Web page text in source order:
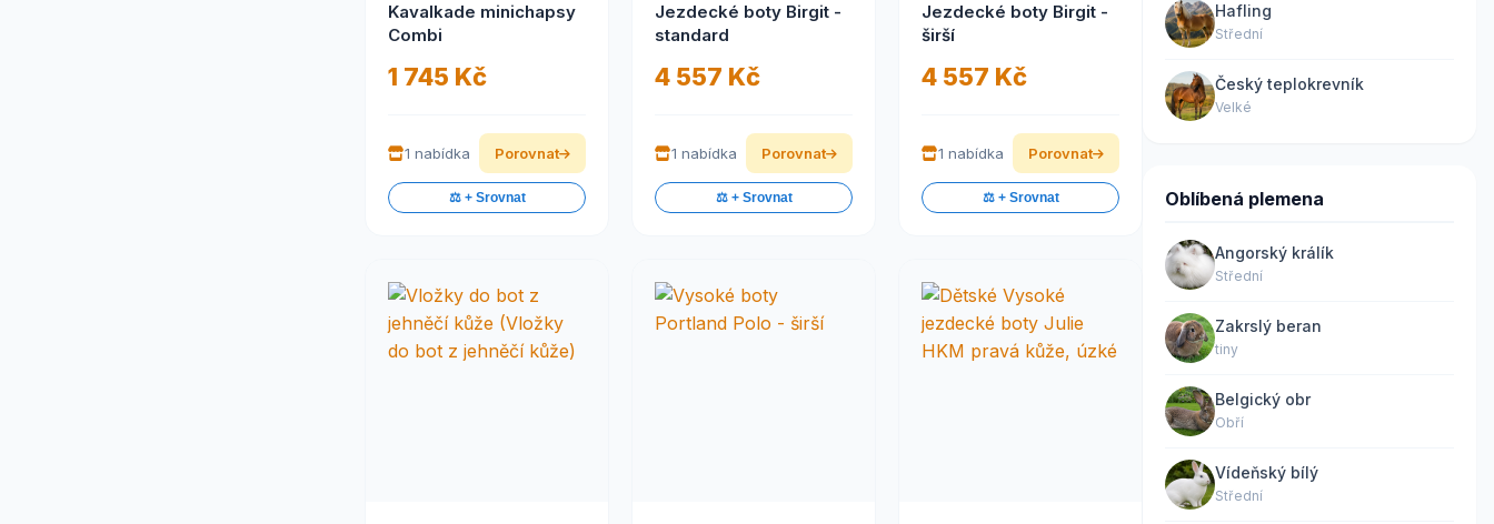
Kavalkade minichapsy
Combi
1 745 Kč
1 nabídka Porovnat
⚖️ + Srovnat
Jezdecké boty Birgit -
standard
4 557 Kč
1 nabídka Porovnat
⚖️ + Srovnat
Jezdecké boty Birgit -
širší
4 557 Kč
1 nabídka Porovnat
⚖️ + Srovnat
Hafling
Střední
Český teplokrevník
Velké
Oblíbená plemena
Angorský králík
Střední
Zakrslý beran
tiny
Belgický obr
Obří
Vídeňský bílý
Střední